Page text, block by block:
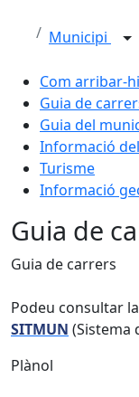
Municipi
Com arribar-hi
Guia de
Guia del
Informació
Turisme
Informació
Guia de
Guia de carrers
Podeu consultar la
SITMUN (Sistema
Plànol